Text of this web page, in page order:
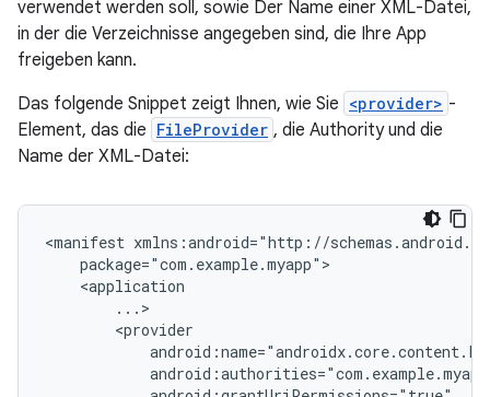
verwendet werden soll, sowie Der Name einer XML-Datei,
in der die Verzeichnisse angegeben sind, die Ihre App
freigeben kann.
Das folgende Snippet zeigt Ihnen, wie Sie <provider> -
Element, das die FileProvider , die Authority und die
Name der XML-Datei:
<manifest